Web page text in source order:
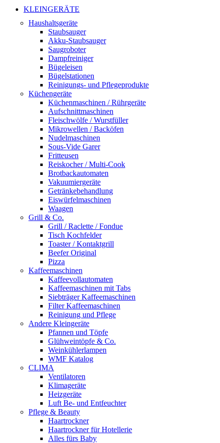
KLEINGERÄTE
Haushaltsgeräte
Staubsauger
Akku-Staubsauger
Saugroboter
Dampfreiniger
Bügeleisen
Bügelstationen
Reinigungs- und Pflegeprodukte
Küchengeräte
Küchenmaschinen / Rührgeräte
Aufschnittmaschinen
Fleischwölfe / Wurstfüller
Mikrowellen / Backöfen
Nudelmaschinen
Sous-Vide Garer
Fritteusen
Reiskocher / Multi-Cook
Brotbackautomaten
Vakuumiergeräte
Getränkebehandlung
Eiswürfelmaschinen
Waagen
Grill & Co.
Grill / Raclette / Fondue
Tisch Kochfelder
Toaster / Kontaktgrill
Beefer Original
Pizza
Kaffeemaschinen
Kaffeevollautomaten
Kaffeemaschinen mit Tabs
Siebträger Kaffeemaschinen
Filter Kaffeemaschinen
Reinigung und Pflege
Andere Kleingeräte
Pfannen und Töpfe
Glühweintöpfe & Co.
Weinkühlerlampen
WMF Katalog
CLIMA
Ventilatoren
Klimageräte
Heizgeräte
Luft Be- und Entfeuchter
Pflege & Beauty
Haartrockner
Haartrockner für Hotellerie
Alles fürs Baby